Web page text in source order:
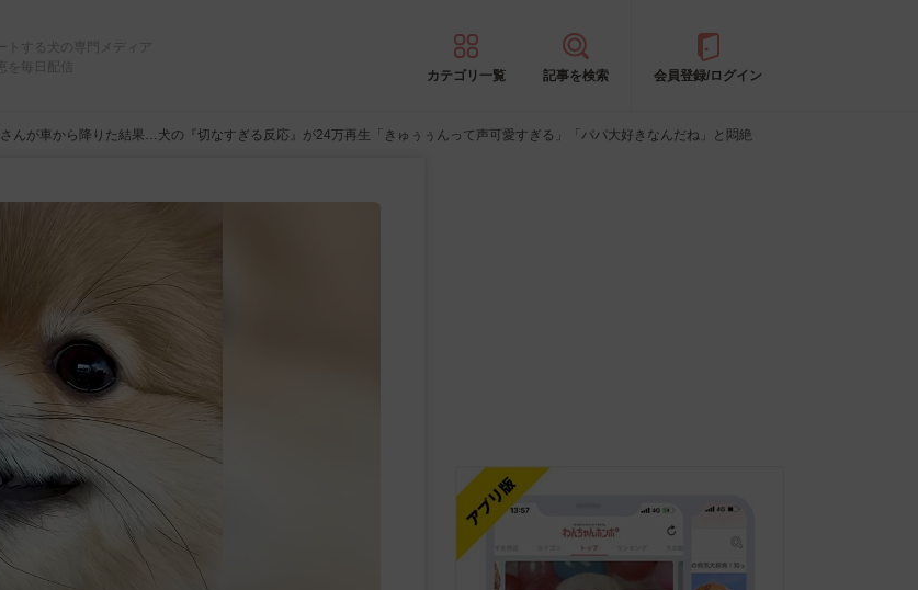
トする犬の専門メディア
を毎日配信
カテゴリ一覧 記事を検索 会員登録/ログイン
んが車から降りた結果…犬の『切なすぎる反応』が24万再生「きゅぅぅんって声可愛すぎる」「パパ大好きなんだね」と悶絶